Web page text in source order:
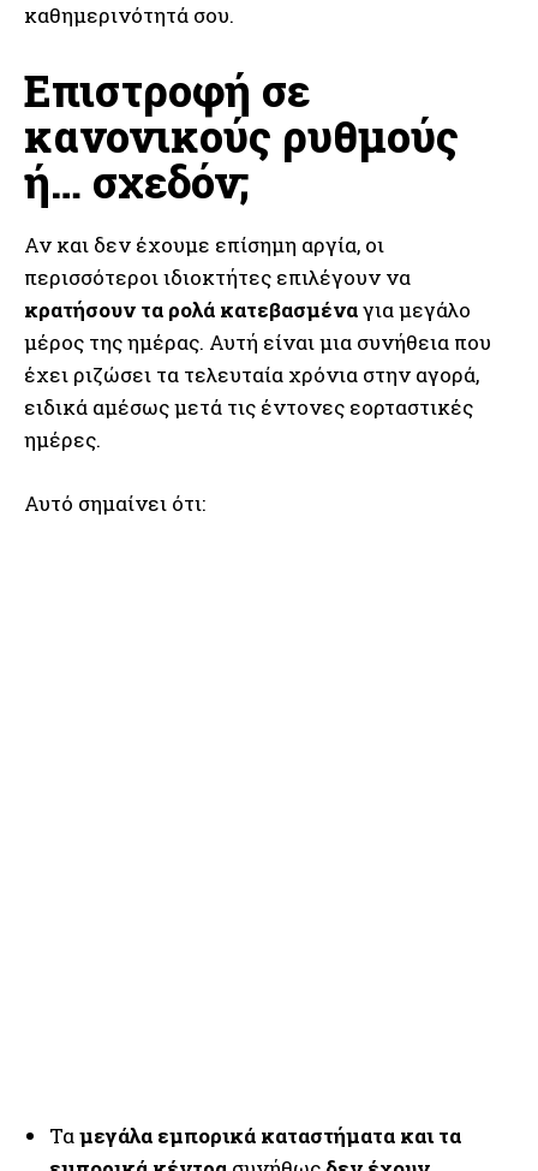
καθημερινότητά σου.
Επιστροφή σε
κανονικούς ρυθμούς
ή… σχεδόν;
Αν και δεν έχουμε επίσημη αργία, οι
περισσότεροι ιδιοκτήτες επιλέγουν να
κρατήσουν τα ρολά κατεβασμέναγια μεγάλο
μέρος της ημέρας. Αυτή είναι μια συνήθεια που
έχει ριζώσει τα τελευταία χρόνια στην αγορά,
ειδικά αμέσως μετά τις έντονες εορταστικές
ημέρες.
Αυτό σημαίνει ότι:
Ταμεγάλα εμπορικά καταστήματα και τα